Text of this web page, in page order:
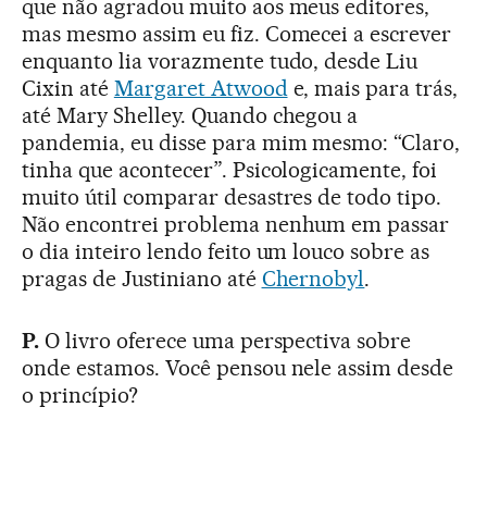
que não agradou muito aos meus editores,
mas mesmo assim eu fiz. Comecei a escrever
enquanto lia vorazmente tudo, desde Liu
Cixin até Margaret Atwoode, mais para trás,
até Mary Shelley. Quando chegou a
pandemia, eu disse para mim mesmo: “Claro,
tinha que acontecer”. Psicologicamente, foi
muito útil comparar desastres de todo tipo.
Não encontrei problema nenhum em passar
o dia inteiro lendo feito um louco sobre as
pragas de Justiniano até Chernobyl.
P. O livro oferece uma perspectiva sobre
onde estamos. Você pensou nele assim desde
o princípio?